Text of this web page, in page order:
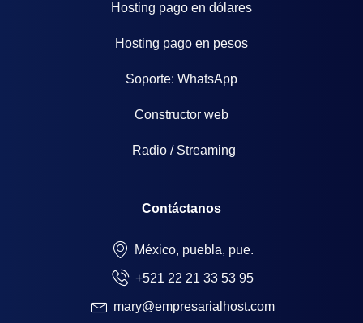
Hosting pago en dólares
Hosting pago en pesos
Soporte: WhatsApp
Constructor web
Radio / Streaming
Contáctanos
México, puebla, pue.
+521 22 21 33 53 95
mary@empresarialhost.com